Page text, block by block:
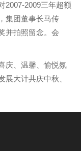
2007-2009三年超额
集团董事长马传
并拍照留念。 会
庆、温馨、愉悦氛
大计共庆中秋、